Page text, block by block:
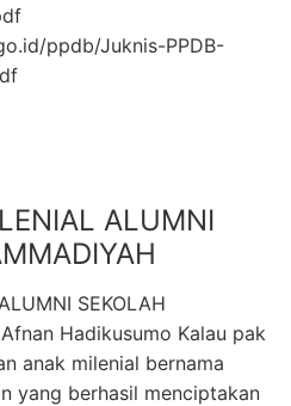
ppdb/Juknis-PPDB-
ALUMNI
SEKOLAH
Hadikusumo Kalau pak
anak milenial bernama
yang berhasil menciptakan